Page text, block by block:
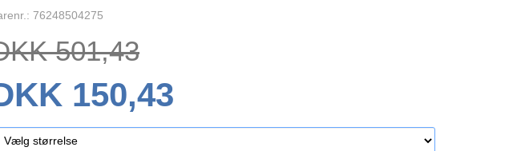
76248504275
501,43
150,43